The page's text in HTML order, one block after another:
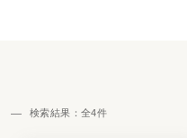
検索結果：全4件